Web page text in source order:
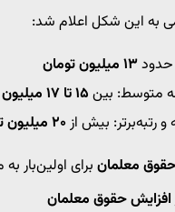
به این شکل اعلام شد:
حدود۱۳ میلیون تومان
متوسط: بین ۱۵ تا ۱۷ میلیون تومان
رتبه‌برتر: بیش از۲۰ میلیون تومان
معلمانبرای اولین‌بار به محدوده ۲۰ میلیون
حقوق معلمان